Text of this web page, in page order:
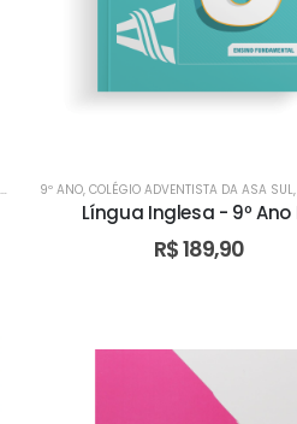
,COLÉGIO
9º ANO, COLÉGIO ADVENTISTA DA ASA SUL,
Língua Inglesa - 9º Ano
R$189,90